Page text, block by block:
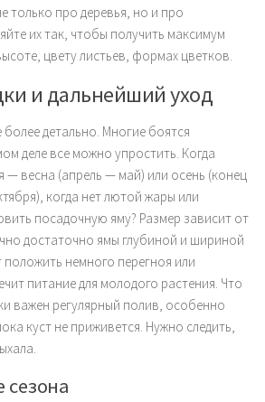
только про деревья, но и про
их так, чтобы получить максимум
цвету листьев, формах цветков.
и дальнейший уход
детально. Многие боятся
деле все можно упростить. Когда
— весна (апрель — май) или осень (конец
когда нет лютой жары или
посадочную яму? Размер зависит от
достаточно ямы глубиной и шириной
положить немного перегноя или
питание для молодого растения. Что
важен регулярный полив, особенно
куст не приживется. Нужно следить,
сезона